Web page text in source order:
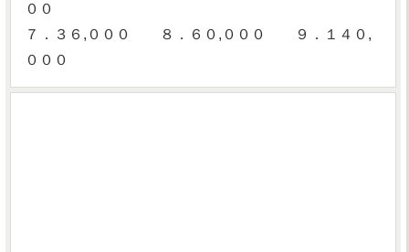
００
７．３６,０００ ８．６０,０００ ９．１４０,
０００